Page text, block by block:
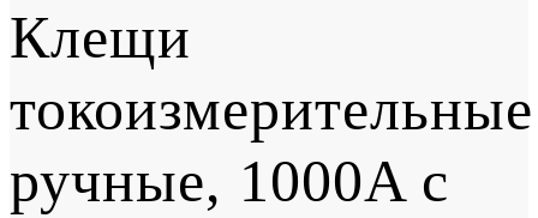
Клещи
токоизмерительные
ручные, 1000A с